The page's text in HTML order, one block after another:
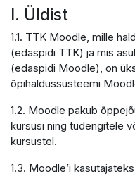
I. Üldist
1.1. TTK Moodle, mille
(edaspidi TTK) ja mis
(edaspidi Moodle), on
õpihaldussüsteemi
1.2. Moodle pakub
kursusi ning tudengitele
kursustel.
1.3. Moodle’i